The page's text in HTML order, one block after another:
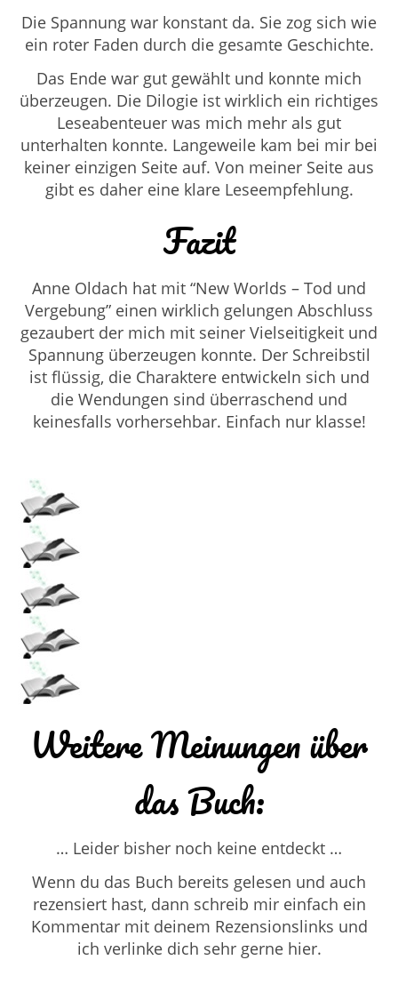
Die Spannung war konstant da. Sie zog sich wie
ein roter Faden durch die gesamte Geschichte.
Das Ende war gut gewählt und konnte mich
überzeugen. Die Dilogie ist wirklich ein richtiges
Leseabenteuer was mich mehr als gut
unterhalten konnte. Langeweile kam bei mir bei
keiner einzigen Seite auf. Von meiner Seite aus
gibt es daher eine klare Leseempfehlung.
Fazit
Anne Oldach hat mit “New Worlds – Tod und
Vergebung” einen wirklich gelungen Abschluss
gezaubert der mich mit seiner Vielseitigkeit und
Spannung überzeugen konnte. Der Schreibstil
ist flüssig, die Charaktere entwickeln sich und
die Wendungen sind überraschend und
keinesfalls vorhersehbar. Einfach nur klasse!
Weitere Meinungen über
das Buch:
… Leider bisher noch keine entdeckt …
Wenn du das Buch bereits gelesen und auch
rezensiert hast, dann schreib mir einfach ein
Kommentar mit deinem Rezensionslinks und
ich verlinke dich sehr gerne hier.